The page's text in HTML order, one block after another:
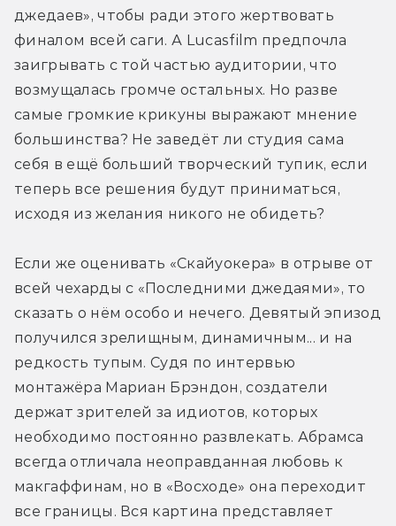
джедаев», чтобы ради этого жертвовать
финалом всей саги. А Lucasfilm предпочла
заигрывать с той частью аудитории, что
возмущалась громче остальных. Но разве
самые громкие крикуны выражают мнение
большинства? Не заведёт ли студия сама
себя в ещё больший творческий тупик, если
теперь все решения будут приниматься,
исходя из желания никого не обидеть?
Если же оценивать «Скайуокера» в отрыве от
всей чехарды с «Последними джедаями», то
сказать о нём особо и нечего. Девятый эпизод
получился зрелищным, динамичным... и на
редкость тупым. Судя по интервью
монтажёра Мариан Брэндон, создатели
держат зрителей за идиотов, которых
необходимо постоянно развлекать. Абрамса
всегда отличала неоправданная любовь к
макгаффинам, но в «Восходе» она переходит
все границы. Вся картина представляет